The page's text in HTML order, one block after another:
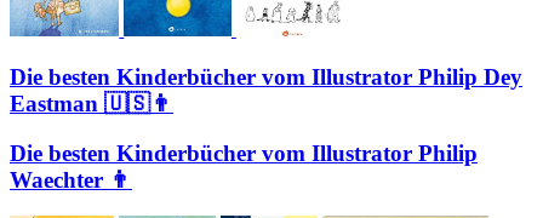
Die besten Kinderbücher vom Illustrator Philip Dey
Eastman 🇺🇸👨
Die besten Kinderbücher vom Illustrator Philip
Waechter 👨